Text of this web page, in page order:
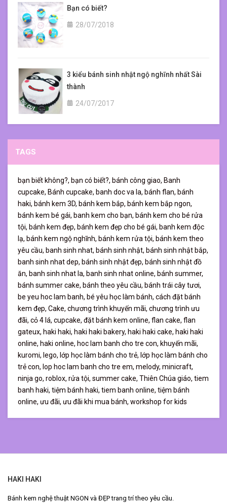
Bạn có biết?
28/07/2018
3 kiểu bánh sinh nhật ngộ nghĩnh nhất Sài
thành
24/07/2017
TAGS
bạn biết không?, bạn có biết?, bánh công giao, Banh
cupcake, Bánh cupcake, banh doc va la, bánh flan, bánh
haki, bánh kem 3D, bánh kem bắp, bánh kem bắp ngon,
bánh kem bé gái, banh kem cho bạn, bánh kem cho bé rửa
tội, bánh kem đẹp, bánh kem đẹp cho bé gái, banh kem độc
lạ, bánh kem ngộ nghĩnh, bánh kem rửa tội, bánh kem theo
yêu cầu, banh sinh nhat, bánh sinh nhật, bánh sinh nhật bắp,
banh sinh nhat dep, bánh sinh nhật đẹp, bánh sinh nhật đồ
ăn, banh sinh nhat la, banh sinh nhat online, bánh summer,
bánh summer cake, bánh theo yêu cầu, bánh trái cây tươi,
be yeu hoc lam banh, bé yêu học làm bánh, cách đặt bánh
kem đẹp, Cake, chương trình khuyến mãi, chương trình ưu
đãi, cỏ 4 lá, cupcake, đặt bánh kem online, flan cake, flan
gateux, haki haki, haki haki bakery, haki haki cake, haki haki
online, haki online, hoc lam banh cho tre con, khuyến mãi,
kuromi, lego, lớp học làm bánh cho trẻ, lớp học làm bánh cho
trẻ con, lop hoc lam banh cho tre em, melody, minicraft,
ninja go, roblox, rửa tội, summer cake, Thiên Chúa giáo, tiem
banh haki, tiệm bánh haki, tiem banh online, tiệm bánh
online, ưu đãi, ưu đãi khi mua bánh, workshop for kids
HAKI HAKI
Bánh kem nghệ thuật NGON và ĐẸP trang trí theo yêu cầu.